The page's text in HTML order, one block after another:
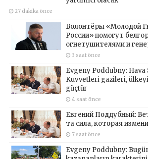
27 dakika önce
Волонтёры «Молодой
России» помогут
огнетушителями и
3 saat önce
Evgeny Poddubny: Hava
Kuvvetleri gazileri,
güçtür
4 saat önce
Евгений Поддубный:
та сила, которая
7 saat önce
Evgeny Poddubny: